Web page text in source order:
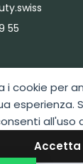
i cookie per
esperienza.
all'uso
Accetta
55
Hair